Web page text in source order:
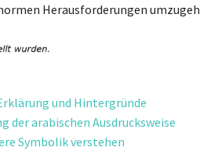
Herausforderungen
und Hintergründe
der arabischen Ausdrucksweise
Symbolik verstehen